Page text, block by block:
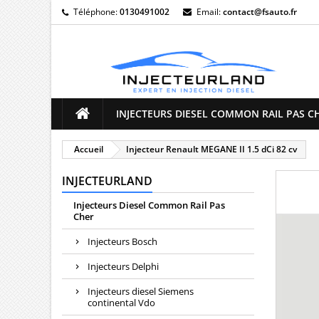
Téléphone:0130491002 Email:contact@fsauto.fr
INJECTEURS DIESEL COMMON RAIL PAS
Accueil Injecteur Renault MEGANE II 1.5 dCi 82 cv
INJECTEURLAND
Injecteurs Diesel Common Rail Pas
Cher
Injecteurs Bosch
Injecteurs Delphi
Injecteurs diesel Siemens
continental Vdo